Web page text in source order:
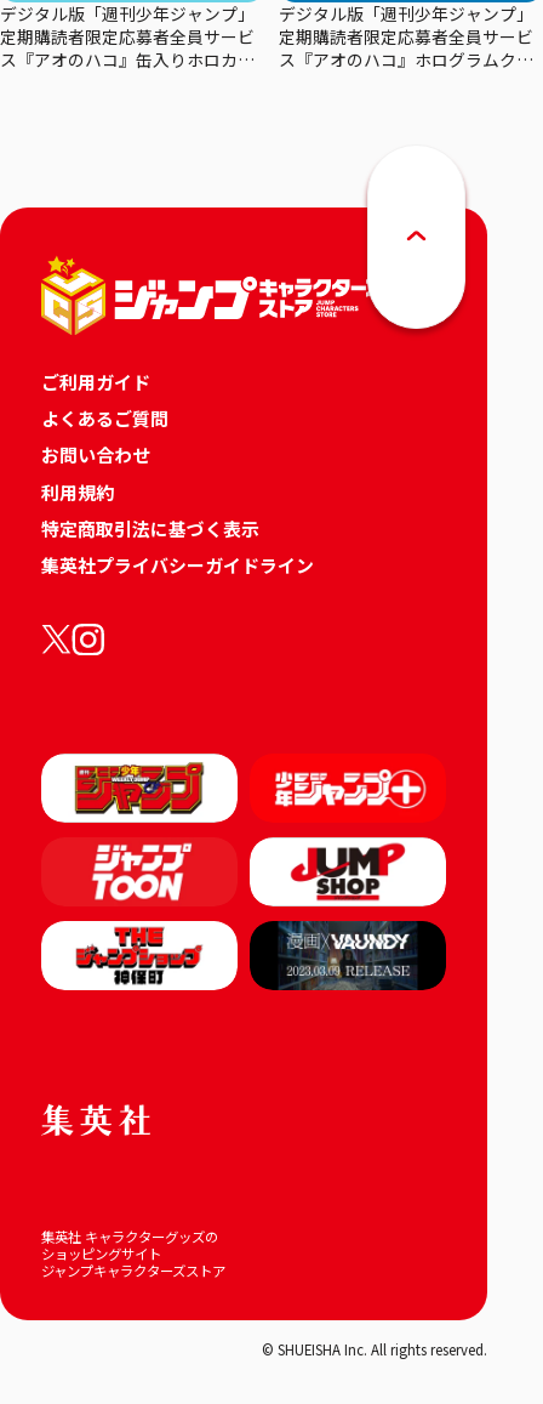
デジタル版「週刊少年ジャンプ」
定期購読者限定応募者全員サービ
ス『アオのハコ』缶入りホロカー
デジタル版「週刊少年ジャンプ」
定期購読者限定応募者全員サービ
ス『アオのハコ』ホログラムクリ
ご利用ガイド
よくあるご質問
お問い合わせ
利用規約
特定商取引法に基づく表示
集英社プライバシーガイドライン
集英社 キャラクターグッズの
ショッピングサイト
ジャンプキャラクターズストア
© SHUEISHA Inc. All rights reserved.